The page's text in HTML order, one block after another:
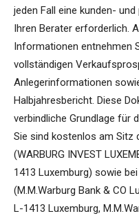
jeden Fall eine kunden-
Ihren Berater erforderlich.
Informationen entnehmen
vollständigen
Anlegerinformationen
Halbjahresbericht. Diese
verbindliche Grundlage für
Sie sind kostenlos am Sitz
(WARBURG INVEST
1413 Luxemburg) sowie
(M.M.Warburg Bank & CO
L-1413 Luxemburg,